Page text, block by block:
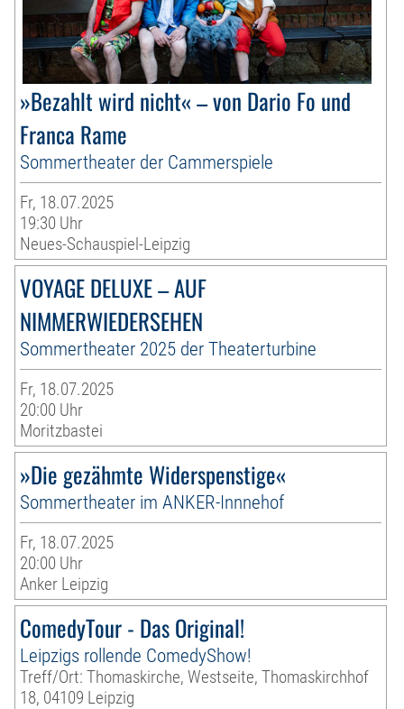
»Bezahlt wird nicht« – von Dario Fo und
Franca Rame
Sommertheater der Cammerspiele
Fr, 18.07.2025
19:30 Uhr
Neues-Schauspiel-Leipzig
VOYAGE DELUXE – AUF
NIMMERWIEDERSEHEN
Sommertheater 2025 der Theaterturbine
Fr, 18.07.2025
20:00 Uhr
Moritzbastei
»Die gezähmte Widerspenstige«
Sommertheater im ANKER-Innnehof
Fr, 18.07.2025
20:00 Uhr
Anker Leipzig
ComedyTour - Das Original!
Leipzigs rollende ComedyShow!
Treff/Ort: Thomaskirche, Westseite, Thomaskirchhof
18, 04109 Leipzig